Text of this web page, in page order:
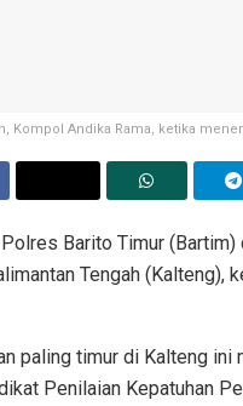
Kompol Andika Rama, ketika
Barito Timur (Bartim)
Tengah (Kalteng),
paling timur di Kalteng ini
Penilaian Kepatuhan